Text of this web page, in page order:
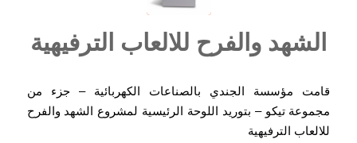
الشهد والفرح للالعاب الترفيهية
قامت مؤسسة الجندي بالصناعات الكهربائية – جزء من
مجموعة تيكو – بتوريد اللوحة الرئيسية لمشروع الشهد والفرح
للالعاب الترفيهية